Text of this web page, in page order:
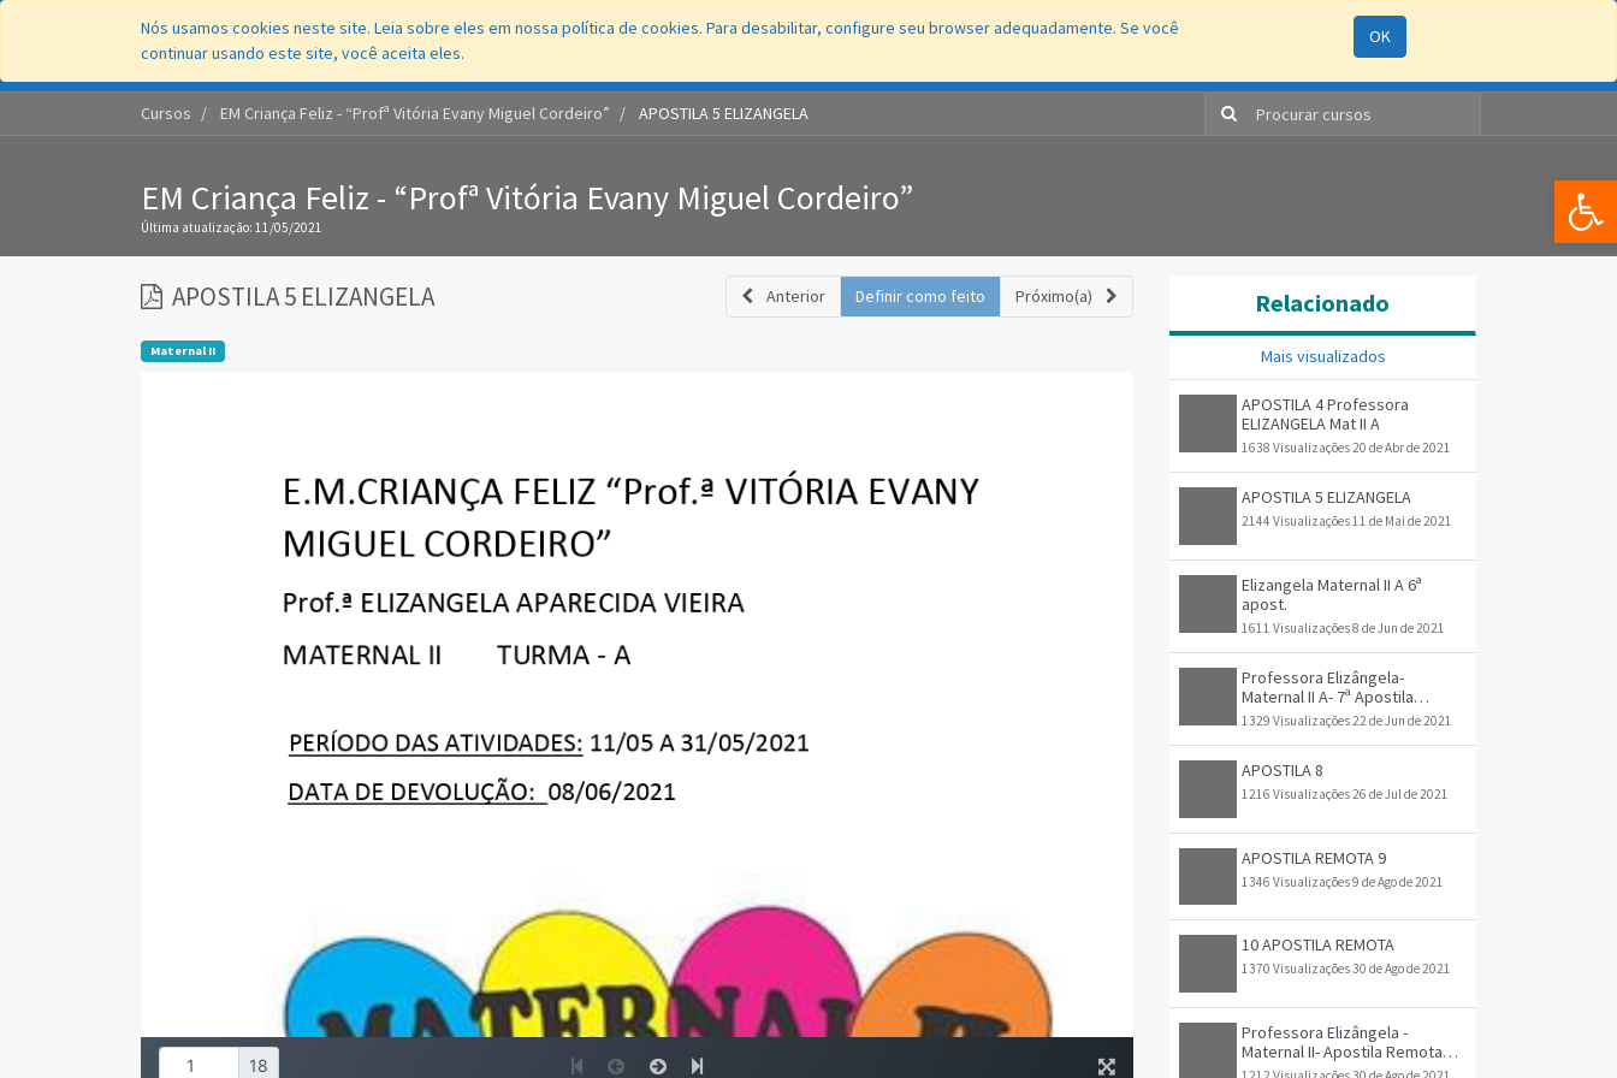
Nós usamos cookies neste site. Leia sobre eles em nossa política de cookies. Para desabilitar, configure seu browser adequadamente. Se você
continuar usando este site, você aceita eles.
OK
Cursos EM Criança Feliz - “Profª Vitória Evany Miguel Cordeiro” APOSTILA 5 ELIZANGELA
EM Criança Feliz - “Profª Vitória Evany Miguel Cordeiro”
Última atualização: 11/05/2021
Relacionado
Mais visualizados
APOSTILA 4 Professora
ELIZANGELA Mat II A
1638 Visualizações20 de Abr de 2021
APOSTILA 5 ELIZANGELA
2144 Visualizações11 de Mai de 2021
Elizangela Maternal II A 6ª
apost.
1611 Visualizações8 de Jun de 2021
Professora Elizângela-
Maternal II A- 7ª Apostila
Adaptada -21_06 a 02_07
1329 Visualizações22 de Jun de 2021
APOSTILA 8
1216 Visualizações26 de Jul de 2021
APOSTILA REMOTA 9
1346 Visualizações9 de Ago de 2021
10 APOSTILA REMOTA
1370 Visualizações30 de Ago de 2021
Professora Elizângela -
Maternal II- Apostila Remota
Adaptada- 30_08 a 17_09-2
APOSTILA 5 ELIZANGELA Anterior Definir como feito Próximo(a)
Maternal II